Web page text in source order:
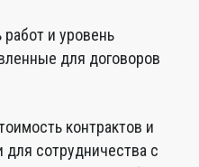
и уровень
для договоров
контрактов и
для сотрудничества с